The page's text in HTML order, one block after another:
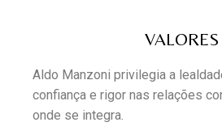
VALORES
Aldo Manzoni privilegia a
confiança e rigor nas relações
onde se integra.